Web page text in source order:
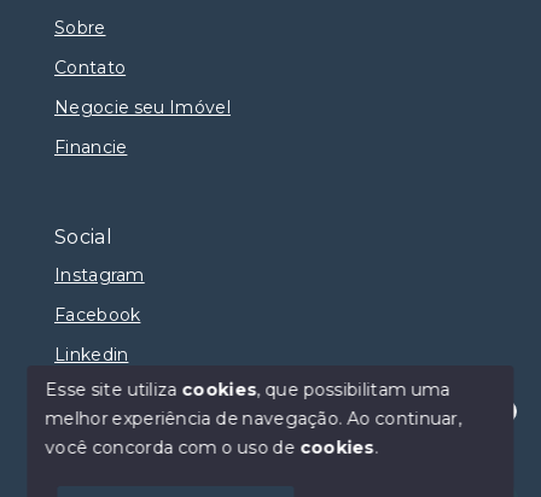
Olá! Estamos disponíveis para te ajudar.
Sobre
Contato
Negocie seu Imóvel
Financie
Social
Instagram
Facebook
Linkedin
© Copyright 2026 - Selma Sumaya Corretora - Todos
Esse site utiliza cookies, que possibilitam uma
melhor experiência de navegação.Ao continuar,
você concorda com o uso de cookies.